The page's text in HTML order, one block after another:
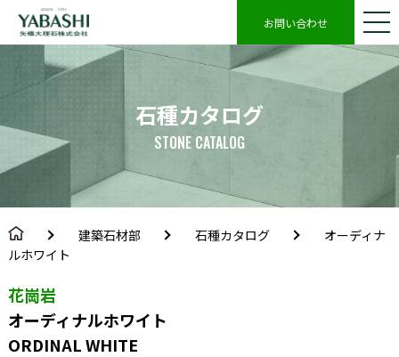
お問い合わせ
石種カタログ
STONE CATALOG
建築石材部 石種カタログ
オーディナ
ルホワイト
花崗岩
オーディナルホワイト
ORDINAL WHITE